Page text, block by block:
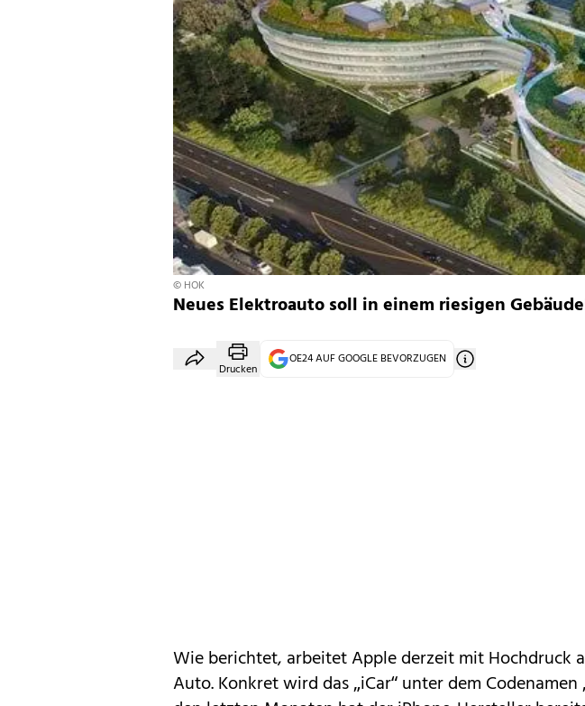
© HOK
Neues Elektroauto soll in einem riesigen
Drucken
OE24 AUF GOOGLE BEVORZUGEN
Wie berichtet, arbeitet Apple derzeit mit Hochdruck
Auto. Konkret wird das „iCar“ unter dem